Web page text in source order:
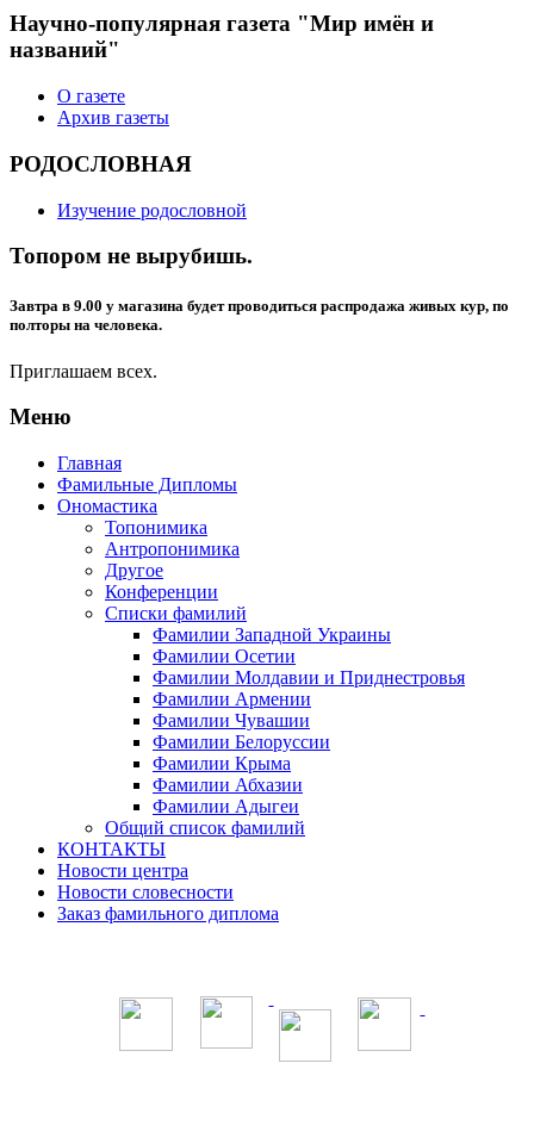
Научно-популярная газета "Мир имён и
названий"
О газете
Архив газеты
РОДОСЛОВНАЯ
Изучение родословной
Топором не вырубишь.
Завтра в 9.00 у магазина будет проводиться распродажа живых кур, по
полторы на человека.
Приглашаем всех.
Меню
Главная
Фамильные Дипломы
Ономастика
Топонимика
Антропонимика
Другое
Конференции
Списки фамилий
Фамилии Западной Украины
Фамилии Осетии
Фамилии Молдавии и Приднестровья
Фамилии Армении
Фамилии Чувашии
Фамилии Белоруссии
Фамилии Крыма
Фамилии Абхазии
Фамилии Адыгеи
Общий список фамилий
КОНТАКТЫ
Новости центра
Новости словесности
Заказ фамильного диплома